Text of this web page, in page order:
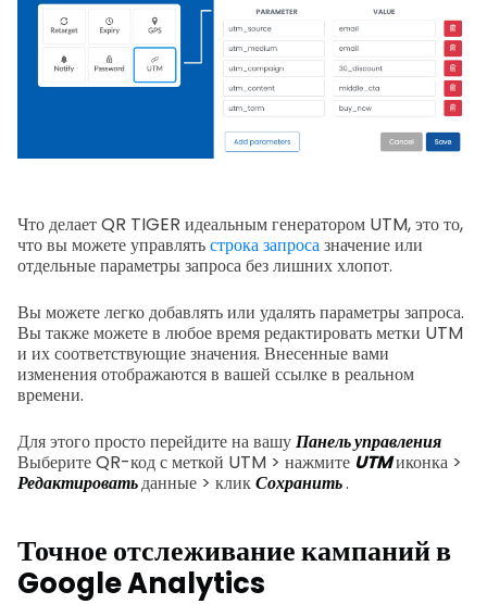
Что делает QR TIGER идеальным генератором UTM, это то,
что вы можете управлятьстрока запросазначение или
отдельные параметры запроса без лишних хлопот.
Вы можете легко добавлять или удалять параметры запроса.
Вы также можете в любое время редактировать метки UTM
и их соответствующие значения. Внесенные вами
изменения отображаются в вашей ссылке в реальном
времени.
Для этого просто перейдите на вашуПанель управления
Выберите QR-код с меткой UTM > нажмите UTMиконка >
Редактироватьданные > кликСохранить.
Точное отслеживание кампаний в
Google Analytics